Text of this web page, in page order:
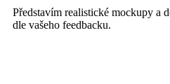
Představím realistické mockupy a
dle vašeho feedbacku.